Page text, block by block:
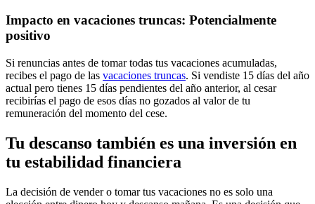
Impacto en vacaciones truncas: Potencialmente
positivo
Si renuncias antes de tomar todas tus vacaciones acumuladas,
recibes el pago de las vacaciones truncas. Si vendiste 15 días del año
actual pero tienes 15 días pendientes del año anterior, al cesar
recibirías el pago de esos días no gozados al valor de tu
remuneración del momento del cese.
Tu descanso también es una inversión en
tu estabilidad financiera
La decisión de vender o tomar tus vacaciones no es solo una